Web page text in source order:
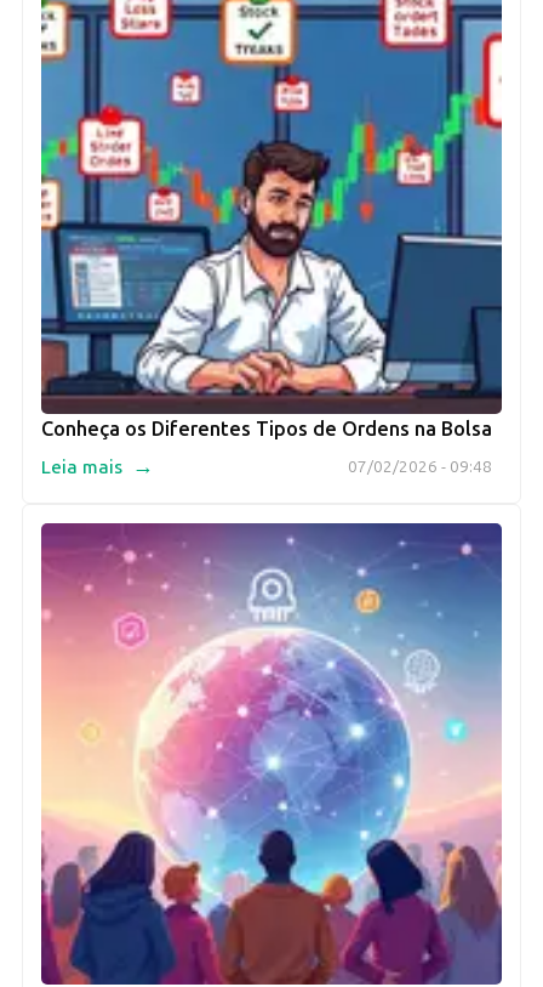
Conheça os Diferentes Tipos de Ordens na Bolsa
07/02/2026 - 09:48
Leia mais →